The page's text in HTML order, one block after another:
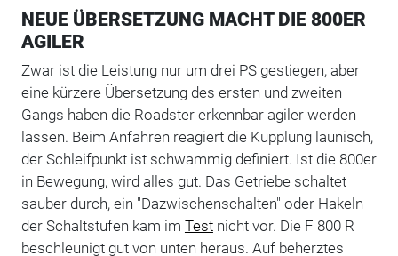
NEUE ÜBERSETZUNG MACHT DIE 800ER
AGILER
Zwar ist die Leistung nur um drei PS gestiegen, aber
eine kürzere Übersetzung des ersten und zweiten
Gangs haben die Roadster erkennbar agiler werden
lassen. Beim Anfahren reagiert die Kupplung launisch,
der Schleifpunkt ist schwammig definiert. Ist die 800er
in Bewegung, wird alles gut. Das Getriebe schaltet
sauber durch, ein "Dazwischenschalten" oder Hakeln
der Schaltstufen kam im Testnicht vor. Die F 800 R
beschleunigt gut von unten heraus. Auf beherztes